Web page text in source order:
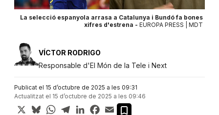
La selecció espanyola arrasa a Catalunya i Bundó fa bones
xifres d'estrena - EUROPA PRESS | MDT
VÍCTOR RODRIGO
Responsable d'El Món de la Tele i Next
Publicat el 15 d’octubre de 2025 a les 09:31
Actualitzat el 15 d’octubre de 2025 a les 09:46
X BlueskyWhatsApp
TelegramLinkedInFacebook
Email